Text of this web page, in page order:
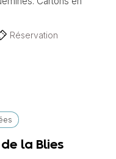
Réservation
la Blies